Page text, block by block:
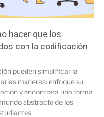
hacer que los
con la codificación
pueden simplificar la
maneras: enfoque su
y encontrará una forma
abstracto de los